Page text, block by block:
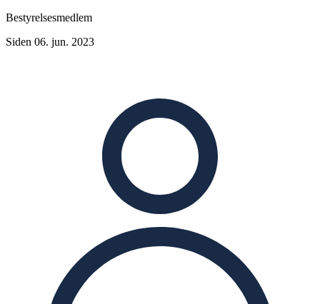
Bestyrelsesmedlem
Siden 06. jun. 2023